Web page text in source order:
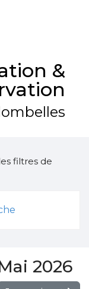
&
filtres de
2026